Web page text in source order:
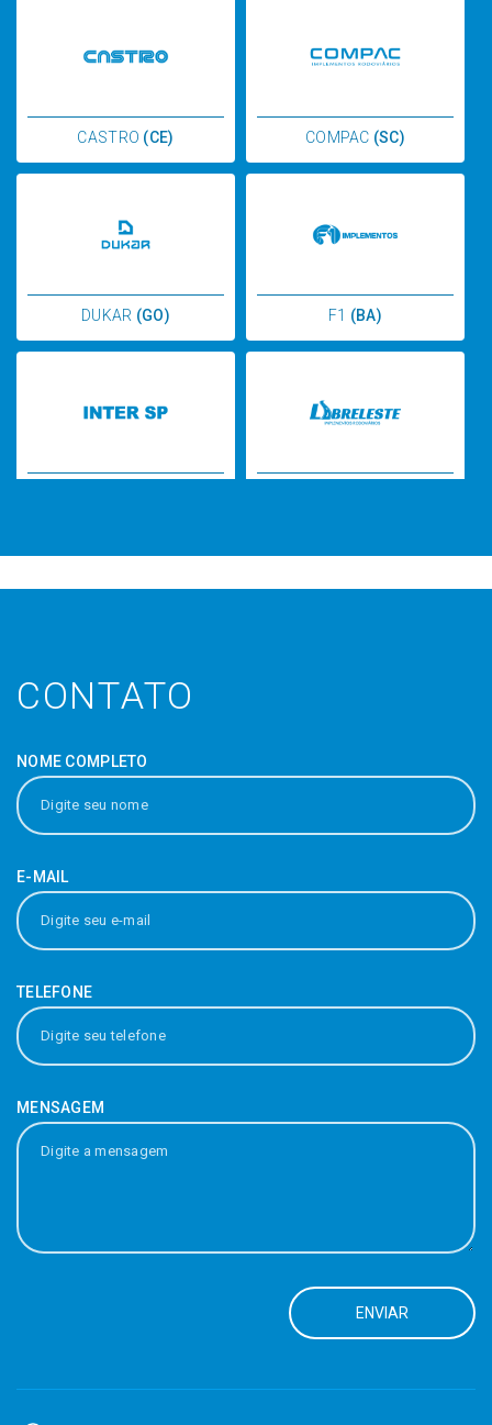
CASTRO (CE) COMPAC (SC)
DUKAR (GO) F1 (BA)
MACAM IMPLEMENTOS
(RO)
CONTATO
NOME COMPLETO
E-MAIL
TELEFONE
MENSAGEM
ENVIAR